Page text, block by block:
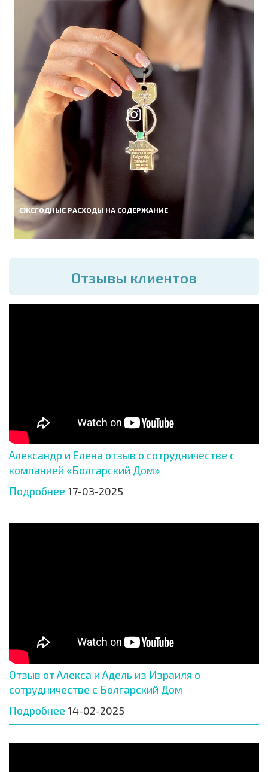
ЕЖЕГОДНЫЕ РАСХОДЫ НА СОДЕРЖАНИЕ
Отзывы клиентов
Александр и Елена отзыв о сотрудничестве с
компанией «Болгарский Дом»
Подробнее 17-03-2025
Отзыв от Алекса и Адель из Израиля о
сотрудничестве с Болгарский Дом
Подробнее 14-02-2025